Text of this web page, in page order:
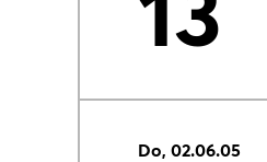
13
Do, 02.06.05